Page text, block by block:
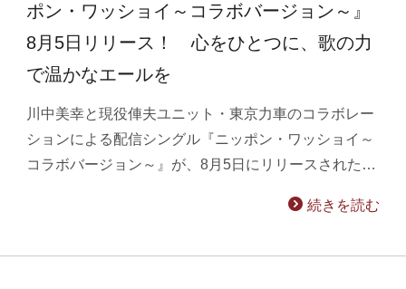
ポン・ワッショイ～コラボバージョン～』
8月5日リリース！ 心をひとつに、歌の力
で温かなエールを
川中美幸と現役俥夫ユニット・東京力車のコラボレー
ションによる配信シングル『ニッポン・ワッショイ～
コラボバージョン～』が、8月5日にリリースされた…
続きを読む